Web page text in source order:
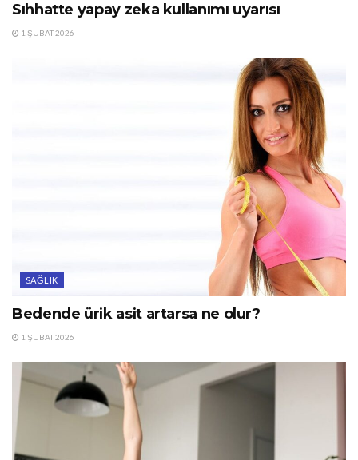
Sıhhatte yapay zeka kullanımı uyarısı
1 ŞUBAT 2026
SAĞLIK
Bedende ürik asit artarsa ne olur?
1 ŞUBAT 2026